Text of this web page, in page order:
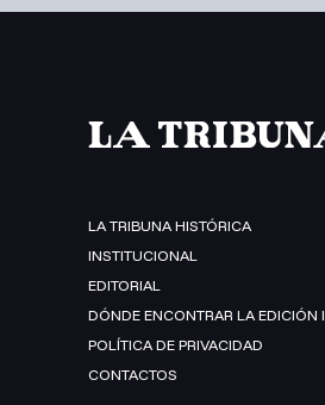
LA TRIBUNA HISTÓRICA
INSTITUCIONAL
EDITORIAL
DÓNDE ENCONTRAR LA EDICIÓN
POLÍTICA DE PRIVACIDAD
CONTACTOS